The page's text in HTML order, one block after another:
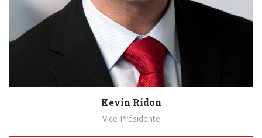
Kevin Ridon
Vice Présidente